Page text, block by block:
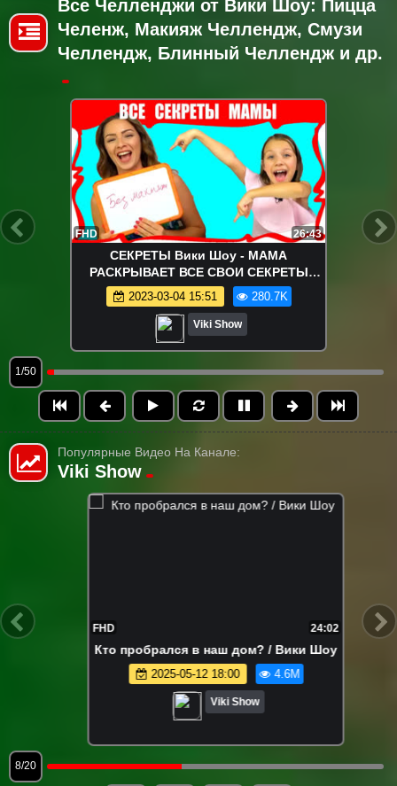
Все Челленджи от Вики Шоу: Пицца
Челенж, Макияж Челлендж, Смузи
Челлендж, Блинный Челлендж и др.
FHD 26:43
СЕКРЕТЫ Вики Шоу - МАМА
РАСКРЫВАЕТ ВСЕ СВОИ СЕКРЕТЫ
Челлендж Кто Лучше Знает Маму / Вики
Шоу
2023-03-04 15:51 280.7K
Viki Show
1/50
Популярные Видео На Канале:
Viki Show
FHD 28:35
ПРАНК * ПОЛ ЭТО ЛАВА в Реальной
Жизни
2025-02-14 18:00
9/20